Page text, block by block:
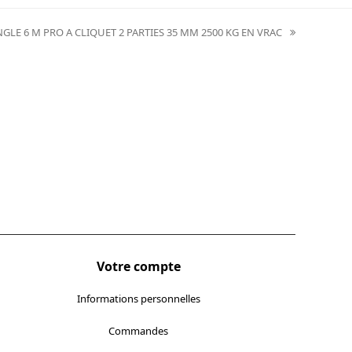
6 M PRO A CLIQUET 2 PARTIES 35 MM 2500 KG EN VRAC
Votre compte
Informations personnelles
Commandes